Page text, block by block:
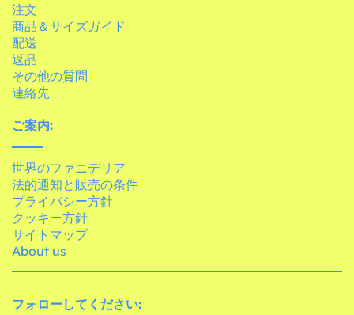
注文
商品＆サイズガイド
配送
返品
その他の質問
連絡先
ご案内:
世界のファニデリア
法的通知と販売の条件
プライバシー方針
クッキー方針
サイトマップ
About us
フォローしてください: